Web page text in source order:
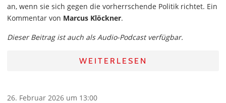
an, wenn sie sich gegen die vorherrschende Politik richtet. Ein
Kommentar von Marcus Klöckner.
Dieser Beitrag ist auch als Audio-Podcast verfügbar.
WEITERLESEN
26. Februar 2026 um 13:00